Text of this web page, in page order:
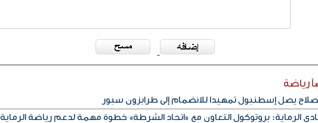
رياضة
يصل إسطنبول تمهيدا للانضمام إلى طرابزون سبور
الرماية: بروتوكول التعاون مع «اتحاد الشرطة» خطوة مهمة لدعم رياضة الرماية